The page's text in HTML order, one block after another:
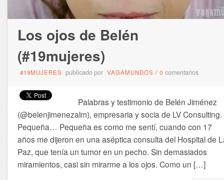
Los ojos de Belén
(#19mujeres)
#19MUJERES publicado por VAGAMUNDOS / 0 comentarios
Palabras y testimonio de Belén Jiménez
(@belenjimenezalm), empresaria y socia de LV Consulting.
Pequeña… Pequeña es como me sentí, cuando con 17
años me dijeron en una aséptica consulta del Hospital de
Paz, que tenía un tumor en un pecho. Sin demasiados
miramientos, casi sin mirarme a los ojos. Como un […]